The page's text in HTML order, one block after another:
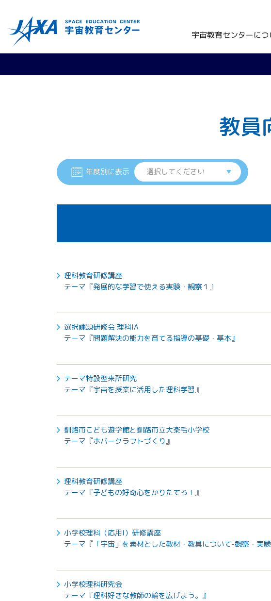
宇宙教育センターにつ
教員
年度別に表示
理科教育研修講座
テーマ『発展的な学習で使える実験・観察１』
選択課題研修会 理科IA
テーマ『問題解決の能力を育てる指導の基礎・基本』
テーマ特設型来所研究
テーマ『宇宙を授業に活用した理科学習』
釧路市こども遊学館と釧路市立大楽毛小学校
テーマ『ホバークラフトづくり』
理科教育研修講座
テーマ『子どもの好奇心をかりたてろ！』
小学校理科（応用I）研修講座
テーマ『「宇宙」を素材とした教材・教具について-観察・実
小学校理科研究会
テーマ『理科好きな教師の輪を広げよう。』